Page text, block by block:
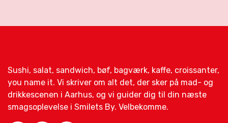
Sushi, salat, sandwich, bøf, bagværk, kaffe, croissanter,
you name it. Vi skriver om alt det, der sker på mad- og
drikkescenen i Aarhus, og vi guider dig til din næste
smagsoplevelse i Smilets By. Velbekomme.